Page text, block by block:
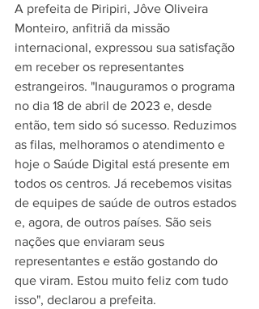
A prefeita de Piripiri, Jôve Oliveira
Monteiro, anfitriã da missão
internacional, expressou sua satisfação
em receber os representantes
estrangeiros. "Inauguramos o programa
no dia 18 de abril de 2023 e, desde
então, tem sido só sucesso. Reduzimos
as filas, melhoramos o atendimento e
hoje o Saúde Digital está presente em
todos os centros. Já recebemos visitas
de equipes de saúde de outros estados
e, agora, de outros países. São seis
nações que enviaram seus
representantes e estão gostando do
que viram. Estou muito feliz com tudo
isso", declarou a prefeita.